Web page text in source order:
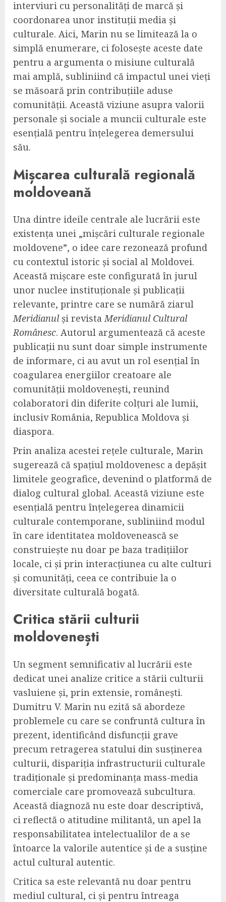
interviuri cu personalități de marcă și
coordonarea unor instituții media și
culturale. Aici, Marin nu se limitează la o
simplă enumerare, ci folosește aceste date
pentru a argumenta o misiune culturală
mai amplă, subliniind că impactul unei vieți
se măsoară prin contribuțiile aduse
comunității. Această viziune asupra valorii
personale și sociale a muncii culturale este
esențială pentru înțelegerea demersului
său.
Mișcarea culturală regională
moldoveană
Una dintre ideile centrale ale lucrării este
existența unei „mișcări culturale regionale
moldovene”, o idee care rezonează profund
cu contextul istoric și social al Moldovei.
Această mișcare este configurată în jurul
unor nuclee instituționale și publicații
relevante, printre care se numără ziarul
Meridianulși revistaMeridianul Cultural
Românesc. Autorul argumentează că aceste
publicații nu sunt doar simple instrumente
de informare, ci au avut un rol esențial în
coagularea energiilor creatoare ale
comunității moldovenești, reunind
colaboratori din diferite colțuri ale lumii,
inclusiv România, Republica Moldova și
diaspora.
Prin analiza acestei rețele culturale, Marin
sugerează că spațiul moldovenesc a depășit
limitele geografice, devenind o platformă de
dialog cultural global. Această viziune este
esențială pentru înțelegerea dinamicii
culturale contemporane, subliniind modul
în care identitatea moldovenească se
construiește nu doar pe baza tradițiilor
locale, ci și prin interacțiunea cu alte culturi
și comunități, ceea ce contribuie la o
diversitate culturală bogată.
Critica stării culturii
moldovenești
Un segment semnificativ al lucrării este
dedicat unei analize critice a stării culturii
vasluiene și, prin extensie, românești.
Dumitru V. Marin nu ezită să abordeze
problemele cu care se confruntă cultura în
prezent, identificând disfuncții grave
precum retragerea statului din susținerea
culturii, dispariția infrastructurii culturale
tradiționale și predominanța mass-media
comerciale care promovează subcultura.
Această diagnoză nu este doar descriptivă,
ci reflectă o atitudine militantă, un apel la
responsabilitatea intelectualilor de a se
întoarce la valorile autentice și de a susține
actul cultural autentic.
Critica sa este relevantă nu doar pentru
mediul cultural, ci și pentru întreaga